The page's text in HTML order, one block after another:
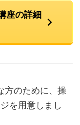
座の詳細
方のために、操
を用意しまし